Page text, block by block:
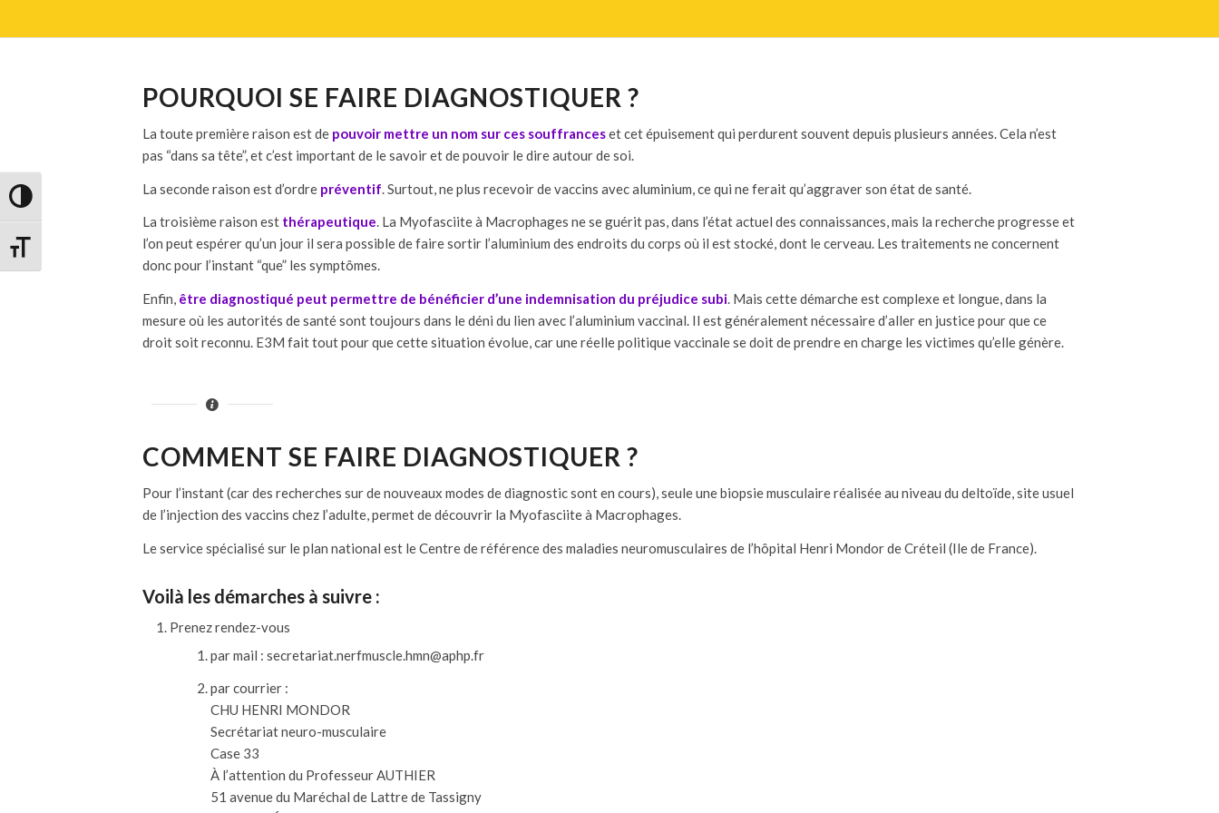
Passer en contraste élevé
Changer la taille de la police
POURQUOI SE FAIRE DIAGNOSTIQUER ?
La toute première raison est de pouvoir mettre un nom sur ces souffranceset cet épuisement qui perdurent souvent depuis plusieurs années. Cela n’est
pas “dans sa tête”, et c’est important de le savoir et de pouvoir le dire autour de soi.
La seconde raison est d’ordre préventif . Surtout, ne plus recevoir de vaccins avec aluminium, ce qui ne ferait qu’aggraver son état de santé.
La troisième raison est thérapeutique. La Myofasciite à Macrophages ne se guérit pas, dans l’état actuel des connaissances, mais la recherche progresse et
l’on peut espérer qu’un jour il sera possible de faire sortir l’aluminium des endroits du corps où il est stocké, dont le cerveau. Les traitements ne concernent
donc pour l’instant “que” les symptômes.
Enfin, être diagnostiqué peut permettre de bénéficier d’une indemnisation du préjudice subi. Mais cette démarche est complexe et longue, dans la
mesure où les autorités de santé sont toujours dans le déni du lien avec l’aluminium vaccinal. Il est généralement nécessaire d’aller en justice pour que ce
droit soit reconnu. E3M fait tout pour que cette situation évolue, car une réelle politique vaccinale se doit de prendre en charge les victimes qu’elle génère.
COMMENT SE FAIRE DIAGNOSTIQUER ?
Pour l’instant (car des recherches sur de nouveaux modes de diagnostic sont en cours), seule une biopsie musculaire réalisée au niveau du deltoïde, site usuel
de l’injection des vaccins chez l’adulte, permet de découvrir la Myofasciite à Macrophages.
Le service spécialisé sur le plan national est le Centre de référence des maladies neuromusculaires de l’hôpital Henri Mondor de Créteil (Ile de France).
Voilà les démarches à suivre :
Prenez rendez-vous
par mail : secretariat.nerfmuscle.hmn@aphp.fr
par courrier :
CHU HENRI MONDOR
Secrétariat neuro-musculaire
Case 33
À l’attention du Professeur AUTHIER
51 avenue du Maréchal de Lattre de Tassigny